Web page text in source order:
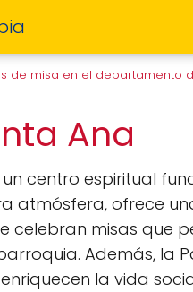
de misa en el departamento
Ana
centro espiritual
atmósfera, ofrece
celebran misas que
Además, la
la vida